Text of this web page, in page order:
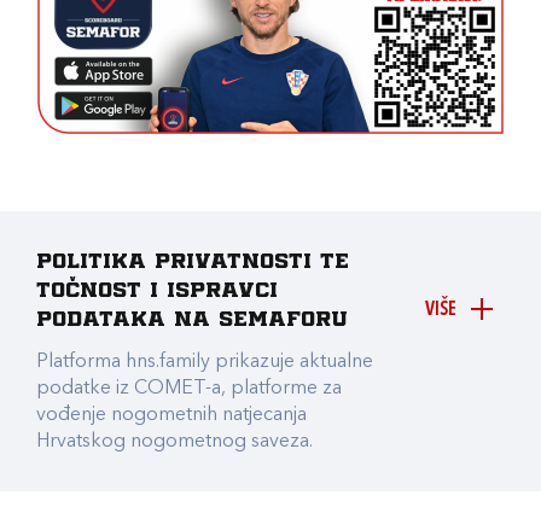
VIŠE
Politika privatnosti te
točnost i ispravci
podataka na Semaforu
Platforma hns.family prikazuje aktualne
podatke iz COMET-a, platforme za
vođenje nogometnih natjecanja
Hrvatskog nogometnog saveza.